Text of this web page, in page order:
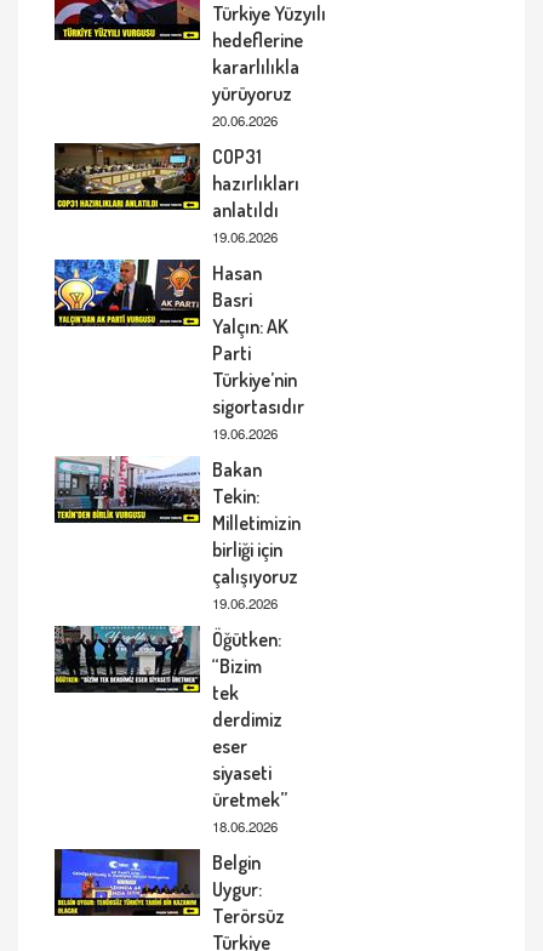
Türkiye Yüzyılı
hedeflerine
kararlılıkla
yürüyoruz
20.06.2026
COP31
hazırlıkları
anlatıldı
19.06.2026
Hasan
Basri
Yalçın: AK
Parti
Türkiye’nin
sigortasıdır
19.06.2026
Bakan
Tekin:
Milletimizin
birliği için
çalışıyoruz
19.06.2026
Öğütken:
“Bizim
tek
derdimiz
eser
siyaseti
üretmek”
18.06.2026
Belgin
Uygur:
Terörsüz
Türkiye